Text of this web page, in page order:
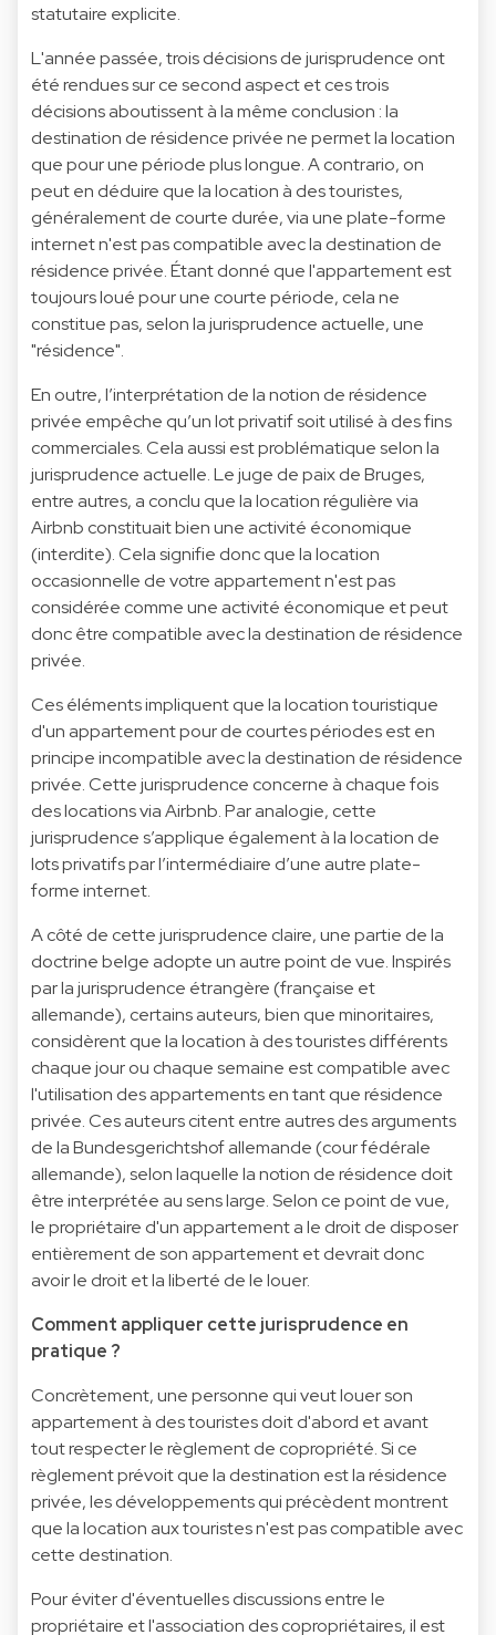
statutaire explicite.
L'année passée, trois décisions de jurisprudence ont
été rendues sur ce second aspect et ces trois
décisions aboutissent à la même conclusion : la
destination de résidence privée ne permet la location
que pour une période plus longue. A contrario, on
peut en déduire que la location à des touristes,
généralement de courte durée, via une plate-forme
internet n'est pas compatible avec la destination de
résidence privée. Étant donné que l'appartement est
toujours loué pour une courte période, cela ne
constitue pas, selon la jurisprudence actuelle, une
"résidence".
En outre, l’interprétation de la notion de résidence
privée empêche qu’un lot privatif soit utilisé à des fins
commerciales. Cela aussi est problématique selon la
jurisprudence actuelle. Le juge de paix de Bruges,
entre autres, a conclu que la location régulière via
Airbnb constituait bien une activité économique
(interdite). Cela signifie donc que la location
occasionnelle de votre appartement n'est pas
considérée comme une activité économique et peut
donc être compatible avec la destination de résidence
privée.
Ces éléments impliquent que la location touristique
d'un appartement pour de courtes périodes est en
principe incompatible avec la destination de résidence
privée. Cette jurisprudence concerne à chaque fois
des locations via Airbnb. Par analogie, cette
jurisprudence s’applique également à la location de
lots privatifs par l’intermédiaire d’une autre plate-
forme internet.
A côté de cette jurisprudence claire, une partie de la
doctrine belge adopte un autre point de vue. Inspirés
par la jurisprudence étrangère (française et
allemande), certains auteurs, bien que minoritaires,
considèrent que la location à des touristes différents
chaque jour ou chaque semaine est compatible avec
l'utilisation des appartements en tant que résidence
privée. Ces auteurs citent entre autres des arguments
de la Bundesgerichtshof allemande (cour fédérale
allemande), selon laquelle la notion de résidence doit
être interprétée au sens large. Selon ce point de vue,
le propriétaire d'un appartement a le droit de disposer
entièrement de son appartement et devrait donc
avoir le droit et la liberté de le louer.
Comment appliquer cette jurisprudence en
pratique ?
Concrètement, une personne qui veut louer son
appartement à des touristes doit d'abord et avant
tout respecter le règlement de copropriété. Si ce
règlement prévoit que la destination est la résidence
privée, les développements qui précèdent montrent
que la location aux touristes n'est pas compatible avec
cette destination.
Pour éviter d'éventuelles discussions entre le
propriétaire et l'association des copropriétaires, il est